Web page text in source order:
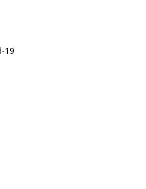
19